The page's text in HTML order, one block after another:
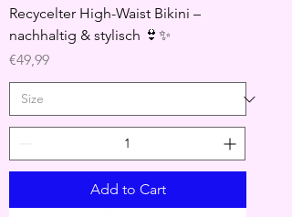
Recycelter High-Waist Bikini –
nachhaltig & stylisch 👙✨
Price
€49,99
Add to Cart